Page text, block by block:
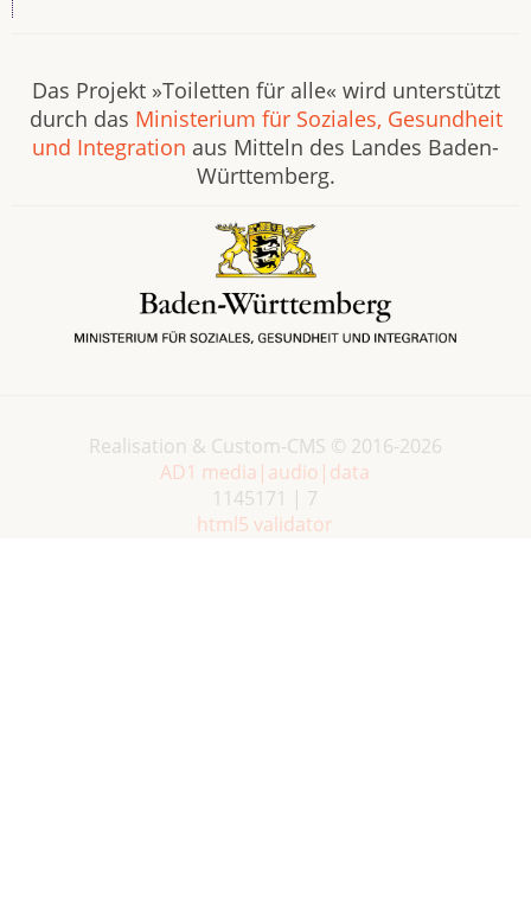
Das Projekt »Toiletten für alle« wird unterstützt
durch das Ministerium für Soziales, Gesundheit
und Integration aus Mitteln des Landes Baden-
Württemberg.
Realisation & Custom-CMS © 2016-2026
AD1 media|audio|data
1145171 | 7
html5 validator